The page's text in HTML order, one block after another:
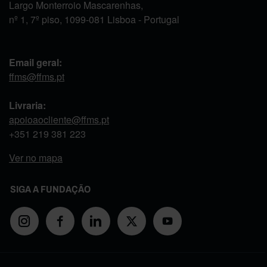
Largo Monterroio Mascarenhas,
nº 1, 7º piso, 1099-081 Lisboa - Portugal
Email geral:
ffms@ffms.pt
Livraria:
apoioaocliente@ffms.pt
+351 219 381 223
Ver no mapa
SIGA A FUNDAÇÃO